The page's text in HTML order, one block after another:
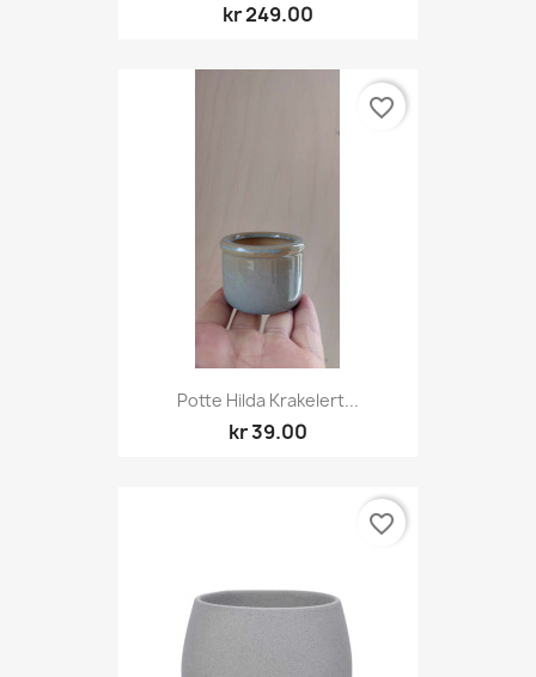
kr 249.00
Potte Hilda Krakelert...
kr 39.00
favorite_border
favorite_border